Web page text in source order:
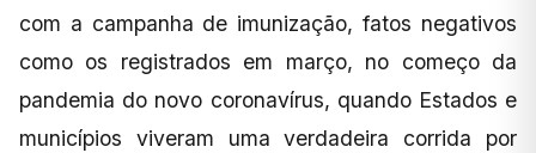
com a campanha de imunização, fatos negativos
como os registrados em março, no começo da
pandemia do novo coronavírus, quando Estados e
municípios viveram uma verdadeira corrida por